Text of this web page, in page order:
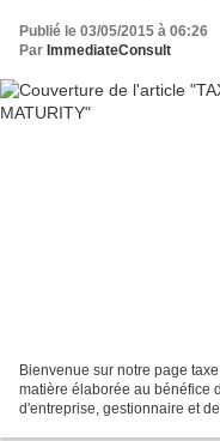
Publié le 03/05/2015 à 06:26
Par ImmediateConsult
Bienvenue sur notre page
matière élaborée au bénéfice
d'entreprise, gestionnaire et